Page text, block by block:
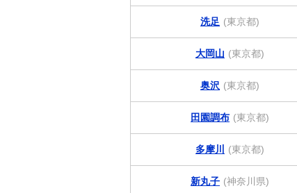
洗足 (東京都)
大岡山 (東京都)
奥沢 (東京都)
田園調布 (東京都)
多摩川 (東京都)
新丸子 (神奈川県)